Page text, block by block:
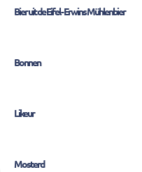
Bier uit de Eifel - Erwins Mühlenbier
Bonnen
Likeur
Mosterd